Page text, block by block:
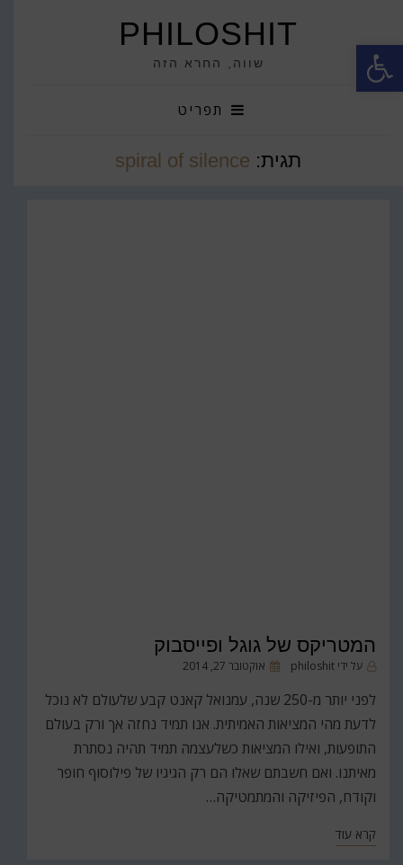
פתח סרגל נגישות PHILOSHIT
שווה, החרא הזה
תפריט
תגית: spiral of silence
המטריקס של גוגל ופייסבוק
על ידי philoshit
פורסםאוקטובר 27, 2014
לפני יותר מ-250 שנה, עמנואל קאנט קבע שלעולם לא נוכל
לדעת מהי המציאות האמיתית. אנו תמיד נחזה אך ורק בעולם
התופעות, ואילו המציאות כשלעצמה תמיד תהיה נסתרת
מאיתנו. ואם חשבתם שאלו הם רק הגיגיו של פילוסוף חופר
וקודח, הפיזיקה והמתמטיקה…
קרא עוד